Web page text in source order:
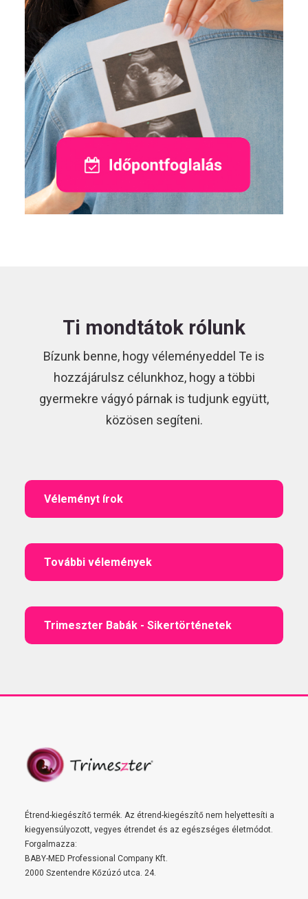
Ti mondtátok rólunk
Bízunk benne, hogy véleményeddel Te is
hozzájárulsz célunkhoz, hogy a többi
gyermekre vágyó párnak is tudjunk együtt,
közösen segíteni.
Véleményt írok
További vélemények
Trimeszter Babák - Sikertörténetek
Étrend-kiegészítő termék. Az étrend-kiegészítő nem helyettesíti a
kiegyensúlyozott, vegyes étrendet és az egészséges életmódot.
Forgalmazza:
BABY-MED Professional Company Kft.
2000 Szentendre Kőzúzó utca. 24.